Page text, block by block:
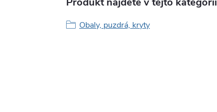
Obaly, puzdrá, kryty